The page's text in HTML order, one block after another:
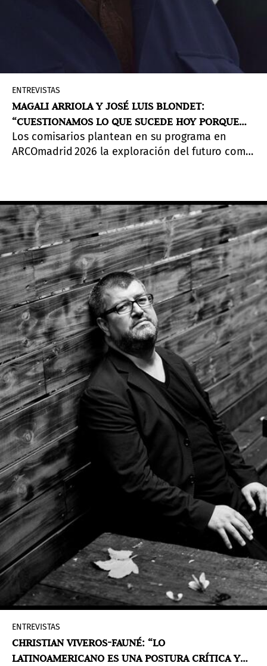
ENTREVISTAS
MAGALI ARRIOLA Y JOSÉ LUIS BLONDET:
“CUESTIONAMOS LO QUE SUCEDE HOY PORQUE
NOS HACE PREGUNTARNOS QUÉ SUCEDERÁ
MAÑANA”
Los comisarios plantean en su programa en
ARCOmadrid 2026 la exploración del futuro como
abiertos” frente a lo que está por venir.
ENTREVISTAS
CHRISTIAN VIVEROS-FAUNÉ: “LO
LATINOAMERICANO ES UNA POSTURA CRÍTICA Y